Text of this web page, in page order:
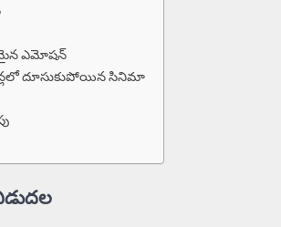
ఎమోషన్
దూసుకుపోయిన సినిమా